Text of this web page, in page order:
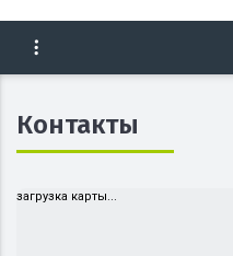
Контакты
загрузка карты...